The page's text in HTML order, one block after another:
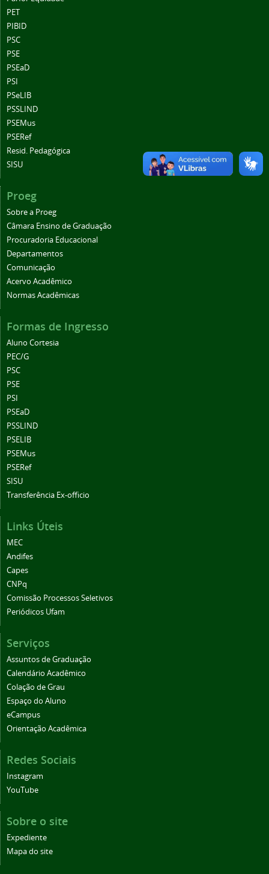
PET
PIBID
PSC
PSE
PSEaD
PSI
PSeLIB
PSSLIND
PSEMus
PSERef
Resid. Pedagógica
SISU
Proeg
Sobre a Proeg
Câmara Ensino de Graduação
Procuradoria Educacional
Departamentos
Comunicação
Acervo Acadêmico
Normas Acadêmicas
Formas de Ingresso
Aluno Cortesia
PEC/G
PSC
PSE
PSI
PSEaD
PSSLIND
PSELIB
PSEMus
PSERef
SISU
Transferência Ex-officio
Links Úteis
MEC
Andifes
Capes
CNPq
Comissão Processos Seletivos
Periódicos Ufam
Serviços
Assuntos de Graduação
Calendário Acadêmico
Colação de Grau
Espaço do Aluno
eCampus
Orientação Acadêmica
Redes Sociais
Instagram
YouTube
Sobre o site
Expediente
Mapa do site